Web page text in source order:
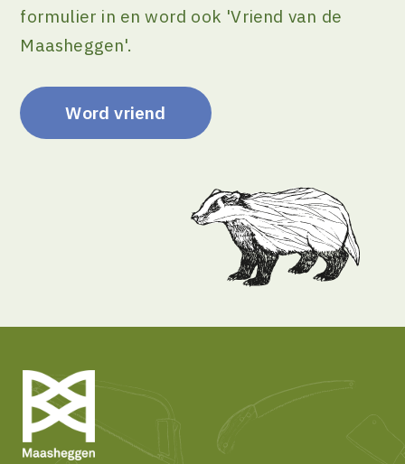
formulier in en word ook 'Vriend van de
Maasheggen'.
Word vriend